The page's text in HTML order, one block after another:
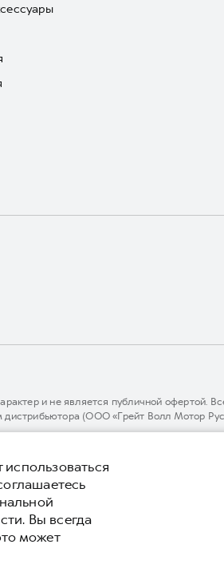
и не является публичной офертой.
(ООО «Грейт Волл Мотор
Горячей линии 8 (800) 511-59-86, либо
. Вы всегда
может